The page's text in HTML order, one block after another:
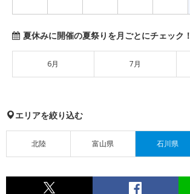
夏休みに開催の夏祭りを月ごとにチェック！
6月 7月
エリアを絞り込む
北陸 富山県 石川県